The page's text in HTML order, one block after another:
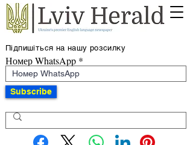
Підпишіться на нашу розсилку
Номер WhatsApp
Subscribe